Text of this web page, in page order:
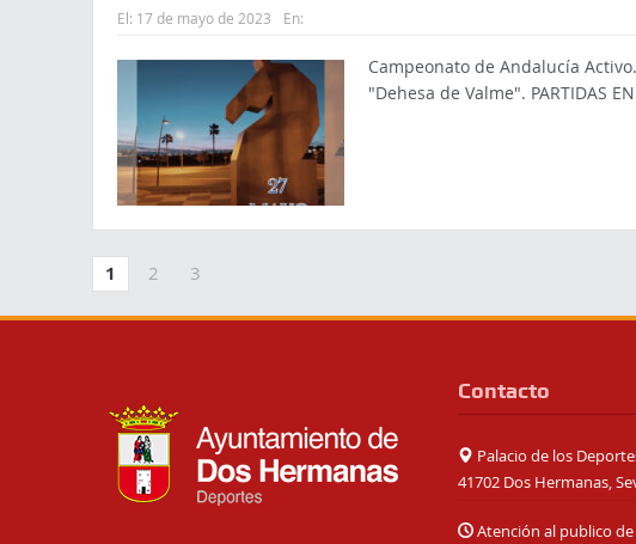
El: 17 de mayo de 2023 En:
Campeonato de Andalucía
"Dehesa de Valme". PARTIDAS EN
1 2 3
Contacto
Palacio de los
41702 Dos Hermanas,
Atención al publico